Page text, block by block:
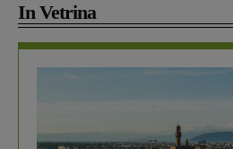
In Vetrina